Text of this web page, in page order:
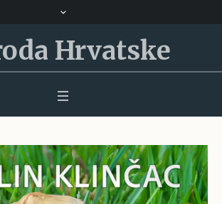
Hrvatske